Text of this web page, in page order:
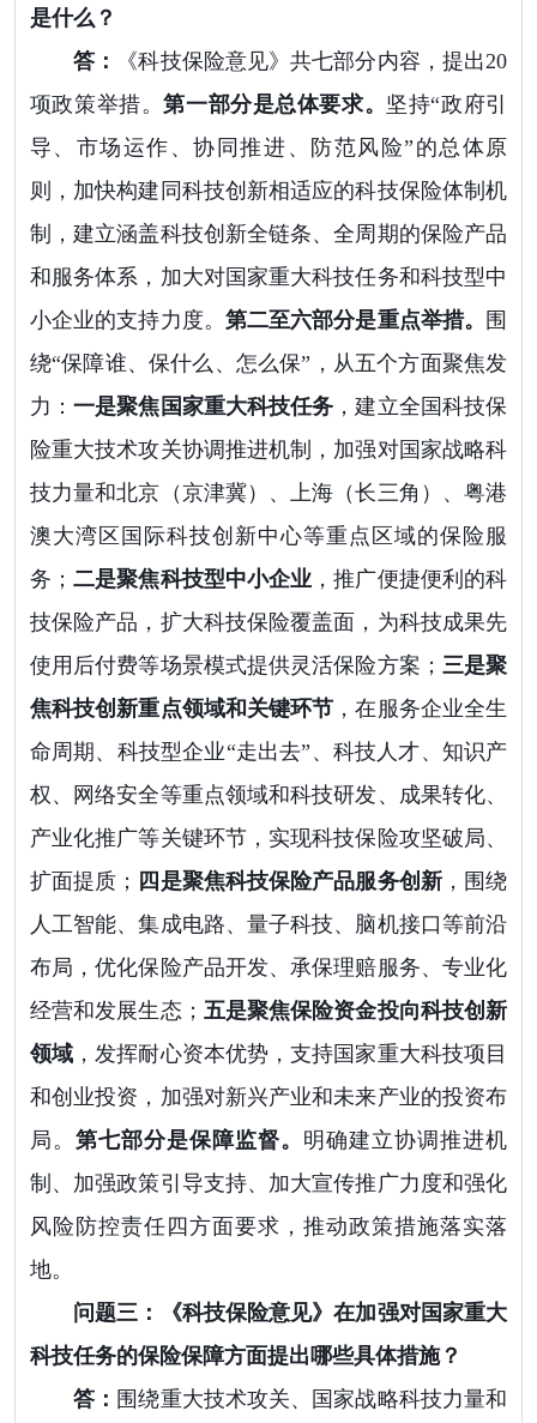
是什么？
答：
《科技保险意见》共七部分内容，提出20
项政策举措。第一部分是总体要求。 坚持“政府引
导、市场运作、协同推进、防范风险”的总体原
则，加快构建同科技创新相适应的科技保险体制机
制，建立涵盖科技创新全链条、全周期的保险产品
和服务体系，加大对国家重大科技任务和科技型中
小企业的支持力度。 第二至六部分是重点举措。 围
绕“保障谁、保什么、怎么保”，从五个方面聚焦发
力：一是聚焦国家重大科技任务 ，建立全国科技保
险重大技术攻关协调推进机制，加强对国家战略科
技力量和北京（京津冀）、上海（长三角）、粤港
澳大湾区国际科技创新中心等重点区域的保险服
务； 二是聚焦科技型中小企业 ，推广便捷便利的科
技保险产品，扩大科技保险覆盖面，为科技成果先
使用后付费等场景模式提供灵活保险方案； 三是聚
焦科技创新重点领域和关键环节 ，在服务企业全生
命周期、科技型企业“走出去”、科技人才、知识产
权、网络安全等重点领域和科技研发、成果转化、
产业化推广等关键环节，实现科技保险攻坚破局、
扩面提质； 四是聚焦科技保险产品服务创新，围绕
人工智能、集成电路、量子科技、脑机接口等前沿
布局，优化保险产品开发、承保理赔服务、专业化
经营和发展生态； 五是聚焦保险资金投向科技创新
领域 ，发挥耐心资本优势，支持国家重大科技项目
和创业投资，加强对新兴产业和未来产业的投资布
局。 第七部分是保障监督。 明确建立协调推进机
制、加强政策引导支持、加大宣传推广力度和强化
风险防控责任四方面要求，推动政策措施落实落
地。
问题三：《科技保险意见》在加强对国家重大
科技任务的保险保障方面提出哪些具体措施？
答： 围绕重大技术攻关、国家战略科技力量和